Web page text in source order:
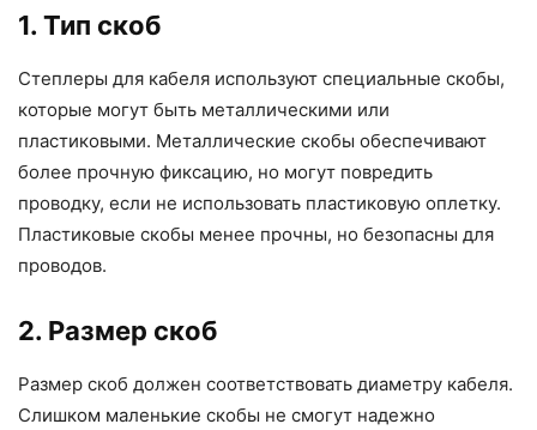
1. Тип скоб
Степлеры для кабеля используют специальные скобы,
которые могут быть металлическими или
пластиковыми. Металлические скобы обеспечивают
более прочную фиксацию, но могут повредить
проводку, если не использовать пластиковую оплетку.
Пластиковые скобы менее прочны, но безопасны для
проводов.
2. Размер скоб
Размер скоб должен соответствовать диаметру кабеля.
Слишком маленькие скобы не смогут надежно